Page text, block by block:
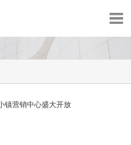
镇营销中心盛大开放
集团概况
集团资讯